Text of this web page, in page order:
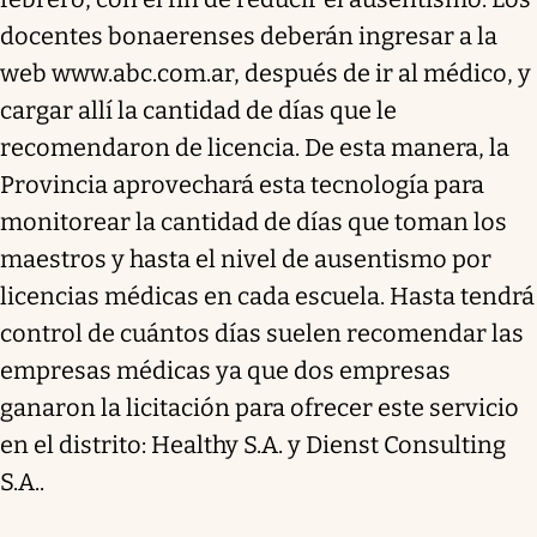
docentes bonaerenses deberán ingresar a la
web www.abc.com.ar, después de ir al médico, y
cargar allí la cantidad de días que le
recomendaron de licencia. De esta manera, la
Provincia aprovechará esta tecnología para
monitorear la cantidad de días que toman los
maestros y hasta el nivel de ausentismo por
licencias médicas en cada escuela. Hasta tendrá
control de cuántos días suelen recomendar las
empresas médicas ya que dos empresas
ganaron la licitación para ofrecer este servicio
en el distrito: Healthy S.A. y Dienst Consulting
S.A..